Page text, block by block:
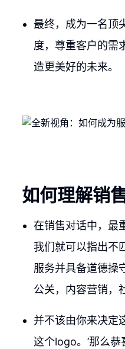
最终，成为一名顶
度，尊重客户的需
造更美好的未来。
如何理解销
在销售对话中，最
我们就可以指出不
服务并具备道德操
公关，内容营销，
并不该由你来决定
这个logo。’那么